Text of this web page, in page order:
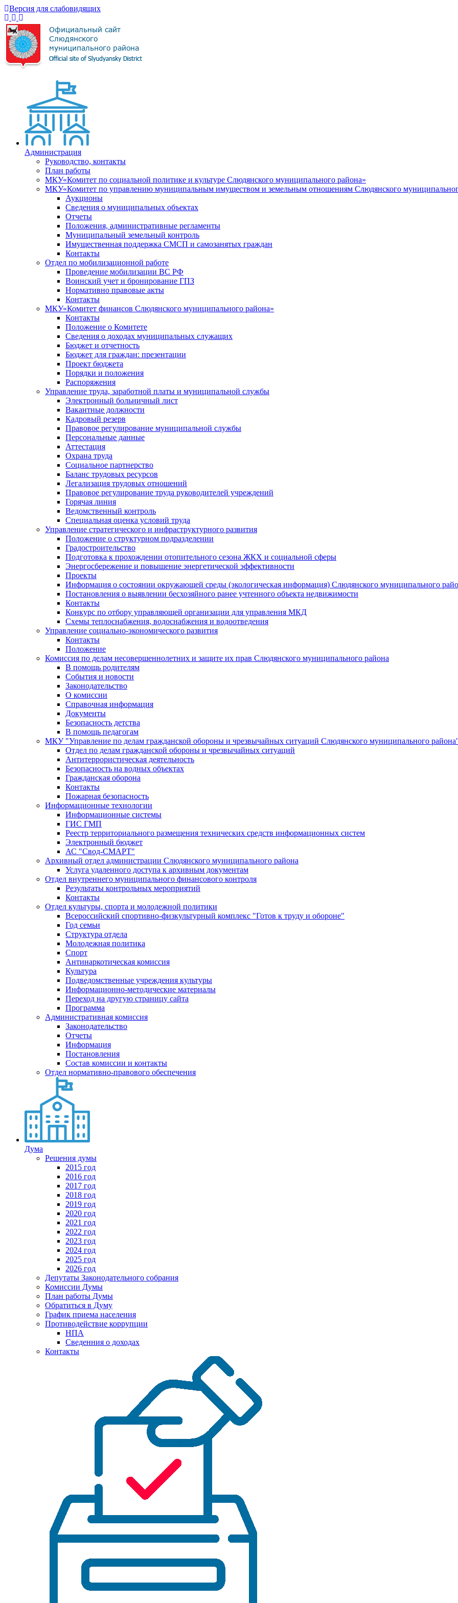
Версия для слабовидящих
Администрация
Руководство, контакты
План работы
МКУ«Комитет по социальной политике и культуре Слюдянского муниципального района»
МКУ«Комитет по управлению муниципальным имуществом и земельным отношениям Слюдянского
Аукционы
Сведения о муниципальных объектах
Отчеты
Положения, административные регламенты
Муниципальный земельный контроль
Имущественная поддержка СМСП и самозанятых граждан
Контакты
Отдел по мобилизационной работе
Проведение мобилизации ВС РФ
Воинский учет и бронирование ГПЗ
Нормативно правовые акты
Контакты
МКУ«Комитет финансов Слюдянского муниципального района»
Контакты
Положение о Комитете
Сведения о доходах муниципальных служащих
Бюджет и отчетность
Бюджет для граждан: презентации
Проект бюджета
Порядки и положения
Распоряжения
Управление труда, заработной платы и муниципальной службы
Электронный больничный лист
Вакантные должности
Кадровый резерв
Правовое регулирование муниципальной службы
Персональные данные
Аттестация
Охрана труда
Социальное партнерство
Баланс трудовых ресурсов
Легализация трудовых отношений
Правовое регулирование труда руководителей учреждений
Горячая линия
Ведомственный контроль
Специальная оценка условий труда
Управление стратегического и инфраструктурного развития
Положение о структурном подразделении
Градостроительство
Подготовка к прохождении отопительного сезона ЖКХ и социальной сферы
Энергосбережение и повышение энергетической эффективности
Проекты
Информация о состоянии окружающей среды (экологическая информация) Слюдянского муниципального
Постановления о выявлении бесхозяйного ранее учтенного объекта недвижимости
Контакты
Конкурс по отбору управляющей организации для управления МКД
Схемы теплоснабжения, водоснабжения и водоотведения
Управление социально-экономического развития
Контакты
Положение
Комиссия по делам несовершеннолетних и защите их прав Слюдянского муниципального района
В помощь родителям
События и новости
Законодательство
О комиссии
Справочная информация
Документы
Безопасность детства
В помощь педагогам
МКУ "Управление по делам гражданской обороны и чрезвычайных ситуаций Слюдянского муниципального
Отдел по делам гражданской обороны и чрезвычайных ситуаций
Антитеррористическая деятельность
Безопасность на водных объектах
Гражданская оборона
Контакты
Пожарная безопасность
Информационные технологии
Информационные системы
ГИС ГМП
Реестр территориального размещения технических средств информационных систем
Электронный бюджет
АС "Свод-СМАРТ"
Архивный отдел администрации Слюдянского муниципального района
Услуга удаленного доступа к архивным документам
Отдел внутреннего муниципального финансового контроля
Результаты контрольных мероприятий
Контакты
Отдел культуры, спорта и молодежной политики
Всероссийский спортивно-физкультурный комплекс "Готов к труду и обороне"
Год семьи
Структура отдела
Молодежная политика
Спорт
Антинаркотическая комиссия
Культура
Подведомственные учреждения культуры
Информационно-методические материалы
Переход на другую страницу сайта
Программа
Административная комиссия
Законодательство
Отчеты
Информация
Постановления
Состав комиссии и контакты
Отдел нормативно-правового обеспечения
Дума
Решения думы
2015 год
2016 год
2017 год
2018 год
2019 год
2020 год
2021 год
2022 год
2023 год
2024 год
2025 год
2026 год
Депутаты Законодательного собрания
Комиссии Думы
План работы Думы
Обратиться в Думу
График приема населения
Противодействие коррупции
НПА
Сведенния о доходах
Контакты